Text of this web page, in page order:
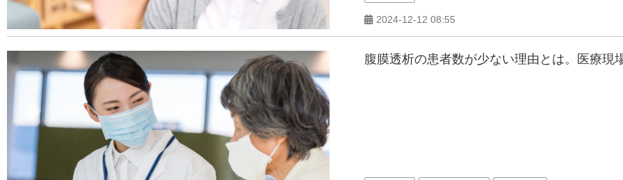
2024-12-12 08:55
腹膜透析の患者数が少ない理由とは。医療現